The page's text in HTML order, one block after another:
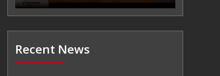
Recent News